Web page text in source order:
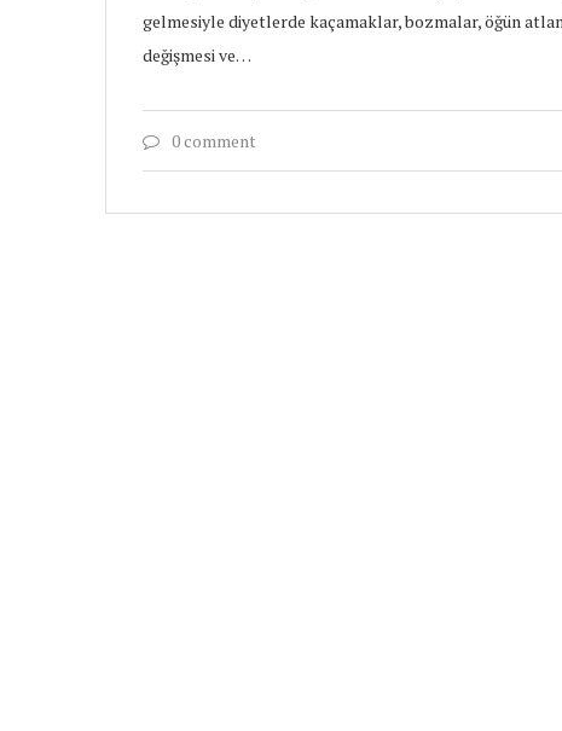
gelmesiyle diyetlerde kaçamaklar, bozmalar, öğün
değişmesi ve…
0 comment